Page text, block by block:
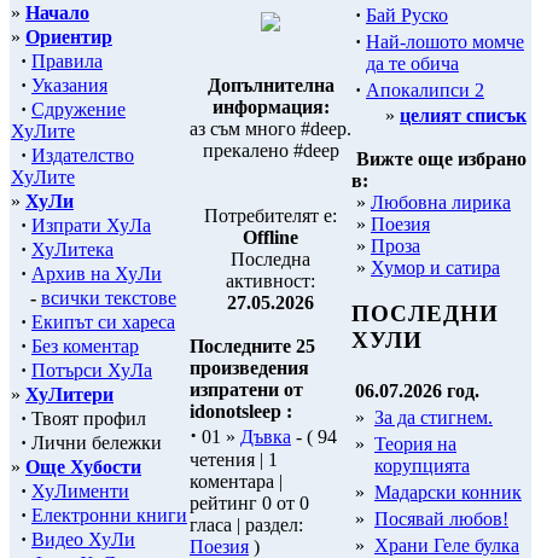
» Начало
» Ориентир
· Правила
· Указания
· Сдружение
ХуЛите
· Издателство
ХуЛите
» ХуЛи
· Изпрати ХуЛа
· ХуЛитека
· Архив на ХуЛи
- всички текстове
· Екипът си хареса
· Без коментар
· Потърси ХуЛа
» ХуЛитери
· Твоят профил
· Лични бележки
» Още Хубости
· ХуЛименти
· Електронни книги
· Видео ХуЛи
Допълнителна
информация:
аз съм много #deep.
прекалено #deep
Потребителят е:
Offline
Последна
активност:
27.05.2026
Последните 25
произведения
изпратени от
idonotsleep :
· 01 » Дъвка - ( 94
четения | 1
коментара |
рейтинг 0 от 0
гласа | раздел:
Поезия )
· Бай Руско
· Най-лошото момче
да те обича
· Апокалипси 2
» целият списък
Вижте още избрано
в:
» Любовна лирика
» Поезия
» Проза
» Хумор и сатира
ПОСЛЕДНИ
ХУЛИ
06.07.2026 год.
» За да стигнем.
» Теория на
корупцията
» Мадарски конник
» Посявай любов!
» Храни Геле булка